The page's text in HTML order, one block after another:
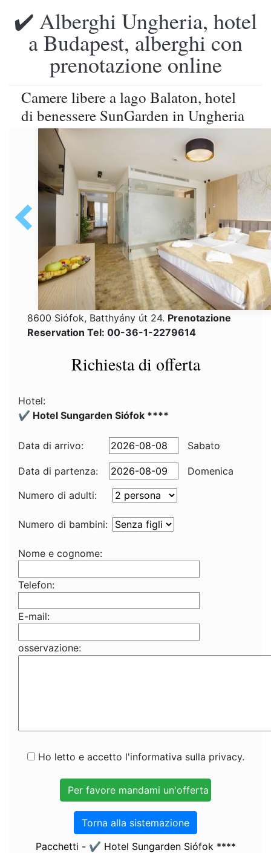
✔️ Alberghi Ungheria, hotel
a Budapest, alberghi con
prenotazione online
Camere libere a lago Balaton, hotel
di benessere SunGarden in Ungheria
8600 Siófok, Batthyány út 24. Prenotazione
Reservation Tel: 00-36-1-2279614
Richiesta di offerta
Hotel:
✔️ Hotel Sungarden Siófok ****
Data di arrivo: Sabato
Data di partenza:
Domenica
Numero di adulti:
Numero di bambini:
Nome e cognome:
Telefon:
E-mail:
osservazione:
Ho letto e accetto l'informativa sulla privacy.
Torna alla sistemazione
Pacchetti - ✔️ Hotel Sungarden Siófok ****